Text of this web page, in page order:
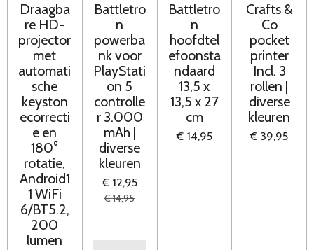
Draagba
re HD-
projector
met
automati
sche
keyston
ecorrecti
e en
180°
rotatie,
Android1
1 WiFi
6/BT5.2,
200
lumen
Battletro
n
powerba
nk voor
PlayStati
on 5
controlle
r 3.000
mAh |
diverse
kleuren
€ 12,95
€ 14,95
Battletro
n
hoofdtel
efoonsta
ndaard
13,5 x
13,5 x 27
cm
€ 14,95
Crafts &
Co
pocket
printer
Incl. 3
rollen |
diverse
kleuren
€ 39,95